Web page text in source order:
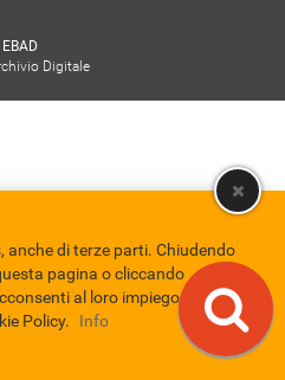
EBAD
Digitale
anche di terze parti. Chiudendo
pagina o cliccando
al loro impiego in
Policy.
Info